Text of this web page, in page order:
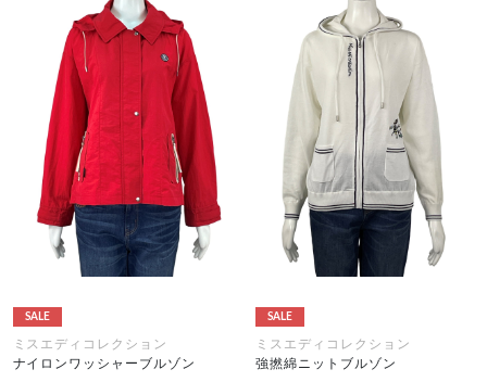
SALE
ミスエディコレクション
ナイロンワッシャーブルゾン
SALE
ミスエディコレクション
強撚綿ニットブルゾン